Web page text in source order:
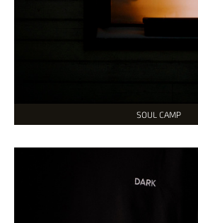
SOUL CAMP